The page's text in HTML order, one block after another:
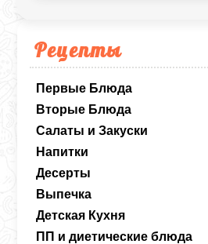
Рецепты
Первые Блюда
Вторые Блюда
Салаты и Закуски
Напитки
Десерты
Выпечка
Детская Кухня
ПП и диетические блюда